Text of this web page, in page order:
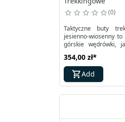
0
Taktyczne buty
jesienno-wiosenny
górskie wędrówki,
wagą oraz wyjątkową
umożliwia idealne
nieprzemakalne
się.
354,00 zł*
Add